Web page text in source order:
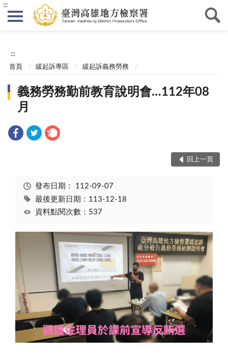
:::
:::
首頁 緩起訴專區 緩起訴義務勞務
義務勞務勤前教育說明會…112年08
月
回上一頁
發布日期： 112-09-07
最後更新日期：113-12-18
資料點閱次數：537